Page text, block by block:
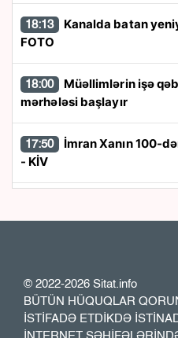
18:13
FOTO
18:00
mərhələsi başlayır
17:50
- KİV
forma satdı
tədarük etməyə hazırdır”
17:23 Rusiya XİN: İrəvan Moskva ilə konstruktiv
© 2022-2026 Sitat.info
BÜTÜN HÜQUQLAR
İSTİFADƏ ETDİKDƏ